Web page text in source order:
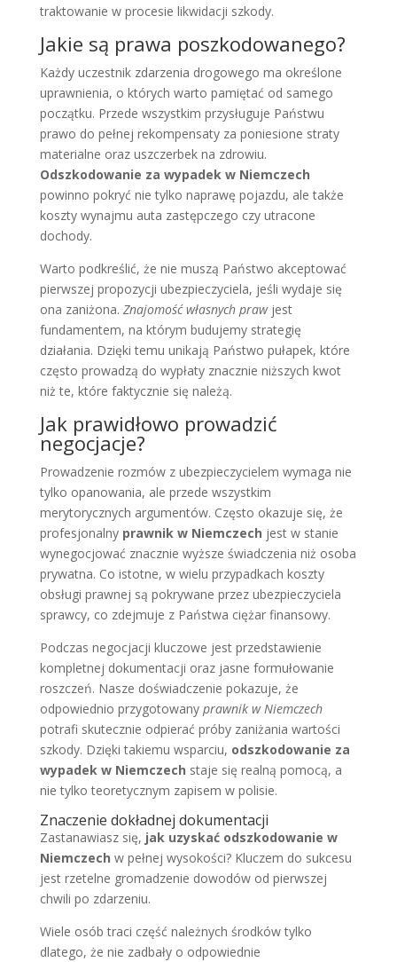
traktowanie w procesie likwidacji szkody.
Jakie są prawa poszkodowanego?
Każdy uczestnik zdarzenia drogowego ma określone
uprawnienia, o których warto pamiętać od samego
początku. Przede wszystkim przysługuje Państwu
prawo do pełnej rekompensaty za poniesione straty
materialne oraz uszczerbek na zdrowiu.
Odszkodowanie za wypadek w Niemczech
powinno pokryć nie tylko naprawę pojazdu, ale także
koszty wynajmu auta zastępczego czy utracone
dochody.
Warto podkreślić, że nie muszą Państwo akceptować
pierwszej propozycji ubezpieczyciela, jeśli wydaje się
ona zaniżona. Znajomość własnych prawjest
fundamentem, na którym budujemy strategię
działania. Dzięki temu unikają Państwo pułapek, które
często prowadzą do wypłaty znacznie niższych kwot
niż te, które faktycznie się należą.
Jak prawidłowo prowadzić
negocjacje?
Prowadzenie rozmów z ubezpieczycielem wymaga nie
tylko opanowania, ale przede wszystkim
merytorycznych argumentów. Często okazuje się, że
profesjonalny prawnik w Niemczech jest w stanie
wynegocjować znacznie wyższe świadczenia niż osoba
prywatna. Co istotne, w wielu przypadkach koszty
obsługi prawnej są pokrywane przez ubezpieczyciela
sprawcy, co zdejmuje z Państwa ciężar finansowy.
Podczas negocjacji kluczowe jest przedstawienie
kompletnej dokumentacji oraz jasne formułowanie
roszczeń. Nasze doświadczenie pokazuje, że
odpowiednio przygotowany prawnik w Niemczech
potrafi skutecznie odpierać próby zaniżania wartości
szkody. Dzięki takiemu wsparciu, odszkodowanie za
wypadek w Niemczech staje się realną pomocą, a
nie tylko teoretycznym zapisem w polisie.
Znaczenie dokładnej dokumentacji
Zastanawiasz się, jak uzyskać odszkodowanie w
Niemczech w pełnej wysokości? Kluczem do sukcesu
jest rzetelne gromadzenie dowodów od pierwszej
chwili po zdarzeniu.
Wiele osób traci część należnych środków tylko
dlatego, że nie zadbały o odpowiednie